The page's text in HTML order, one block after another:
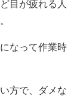
目が疲れる人
なって作業時
方で、ダメな